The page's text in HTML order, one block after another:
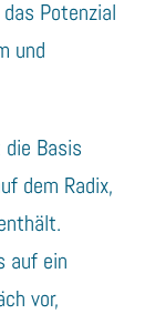
Potenzial
und
Basis
dem Radix,
auf ein
vor,